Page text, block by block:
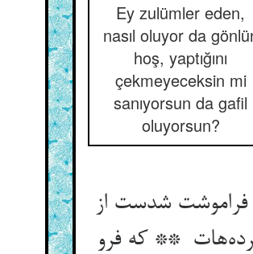
Ey zulümler eden,
nasıl oluyor da
hoş, yaptığını
çekmeyeceksin mi
sanıyorsun da gafil
oluyorsun?
فراموشت شدست از
** که فرو